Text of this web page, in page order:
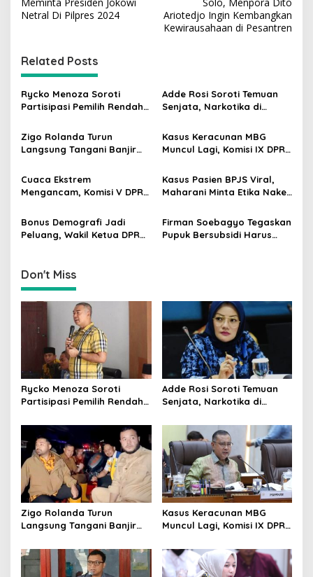
s
n
a
v
g
a
t
i
o
n
Netral Di Pilpres 2024
Ariotedjo Ingin Kembangkan
Kewirausahaan di Pesantren
Related Posts
Rycko Menoza Soroti
Partisipasi Pemilih Rendah
Edukasi Politik
Adde Rosi Soroti Temuan
Senjata, Narkotika di
Siswa Harus Dijaga
Zigo Rolanda Turun
Langsung Tangani Banjir
Kasus Keracunan MBG
Muncul Lagi, Komisi IX DPR
Jalur Hukum
Cuaca Ekstrem
Mengancam, Komisi V DPR
Kesiapan Petani Indramayu
Kasus Pasien BPJS Viral,
Maharani Minta Etika Nakes
Dievaluasi
Bonus Demografi Jadi
Peluang, Wakil Ketua DPR
Firman Soebagyo Tegaskan
Pupuk Bersubsidi Harus
Don't Miss
Rycko Menoza Soroti
Partisipasi Pemilih Rendah
Edukasi Politik
Adde Rosi Soroti Temuan
Senjata, Narkotika di
Siswa Harus Dijaga
Zigo Rolanda Turun
Langsung Tangani Banjir
Kasus Keracunan MBG
Muncul Lagi, Komisi IX DPR
Jalur Hukum